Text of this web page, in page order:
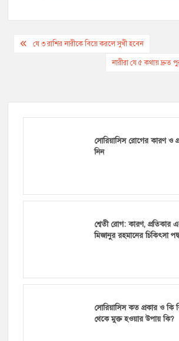
Postযে ৩ রাশির নারীকে বিয়ে করলে সুখী হবেন
নারীরা যে ৫ কথায় দ্রুত
সোরিয়াসিস রোগের কারণ ও
নিন
শ্বেতী রোগ: কারণ, প্রতিকার
মিজানুর রহমানের চিকিৎসা
সোরিয়াসিস কত প্রকার ও কি
থেকে মুক্ত হওয়ার উপায় কি?